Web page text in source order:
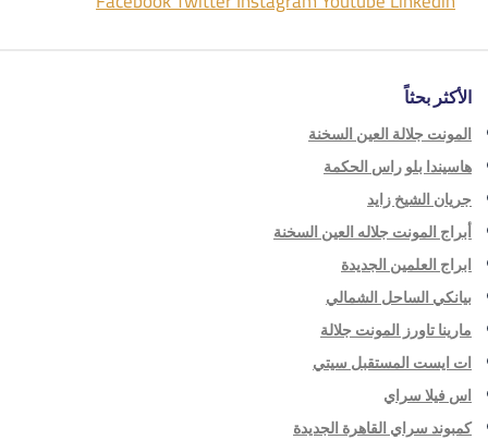
الأكثر بحثاً
المونت جلالة العين السخنة
هاسيندا بلو راس الحكمة
جريان الشيخ زايد
أبراج المونت جلاله العين السخنة
ابراج العلمين الجديدة
بيانكي الساحل الشمالي
مارينا تاورز المونت جلالة
ات ايست المستقبل سيتي
اس فيلا سراي
كمبوند سراي القاهرة الجديدة